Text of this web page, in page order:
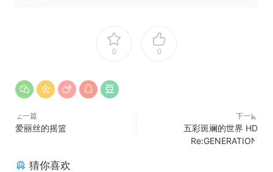
0 0
上一篇
爱丽丝的摇篮
下一篇
五彩斑斓的世界 HD
Re:GENERATION
猜你喜欢